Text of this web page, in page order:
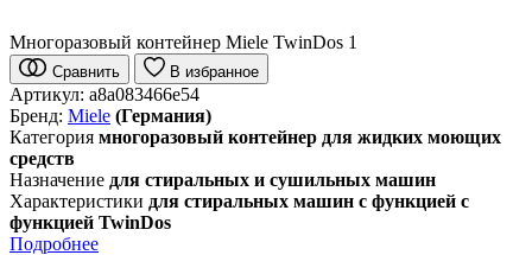
Многоразовый контейнер Miele TwinDos 1
Сравнить В избранное
Артикул: a8a083466e54
Бренд: Miele (Германия)
Категория многоразовый контейнер для жидких моющих
средств
Назначение для стиральных и сушильных машин
Характеристики для стиральных машин с функцией с
функцией TwinDos
Подробнее